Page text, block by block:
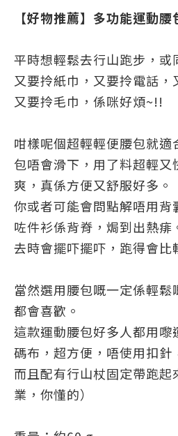
【好物推薦】多功能運動
平時想輕鬆去行山跑步，或
又要拎紙巾，又要拎電話，
又要拎毛巾，係咪好煩~!!
咁樣呢個超輕輕便腰包就
包唔會滑下，用了料超輕又
爽，真係方便又舒服好多。
你或者可能會問點解唔用背
咗件衫係背脊，焗到出熱
去時會擺吓擺吓，跑得會比
當然選用腰包嘅一定係輕鬆
都會喜歡。
這款運動腰包好多人都用
碼布，超方便，唔使用扣針
而且配有行山杖固定帶跑起
業，你懂的）